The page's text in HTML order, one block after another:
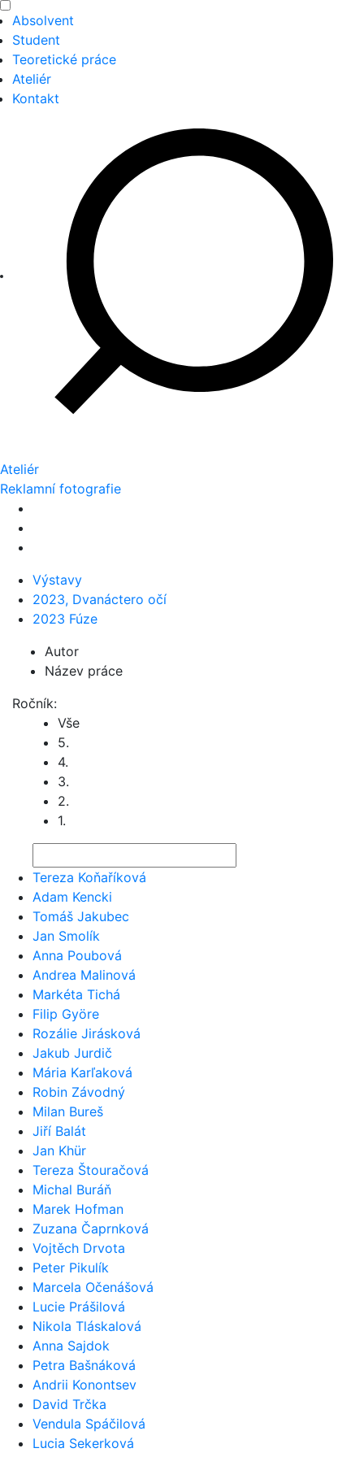
Absolvent
Student
Teoretické práce
Ateliér
Kontakt
Ateliér
Reklamní fotografie
Výstavy
2023, Dvanáctero očí
2023 Fúze
Autor
Název práce
Ročník:
Vše
5.
4.
3.
2.
1.
Tereza Koňaříková
Adam Kencki
Tomáš Jakubec
Jan Smolík
Anna Poubová
Andrea Malinová
Markéta Tichá
Filip Györe
Rozálie Jirásková
Jakub Jurdič
Mária Karľaková
Robin Závodný
Milan Bureš
Jiří Balát
Jan Khür
Tereza Štouračová
Michal Buráň
Marek Hofman
Zuzana Čaprnková
Vojtěch Drvota
Peter Pikulík
Marcela Očenášová
Lucie Prášilová
Nikola Tláskalová
Anna Sajdok
Petra Bašnáková
Andrii Konontsev
David Trčka
Vendula Spáčilová
Lucia Sekerková